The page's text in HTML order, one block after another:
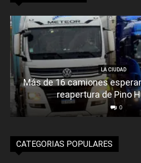
LA CIUDAD
Más de 16 camiones
reapertura de Pino
0
CATEGORIAS POPULARES